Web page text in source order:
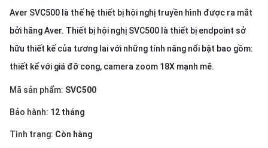
Aver SVC500 là thế hệ thiết bị hội nghị truyền hình được ra mắt
bởi hãng Aver. Thiết bị hội nghị SVC500 là thiết bị endpoint sở
hữu thiết kế của tương lai với những tính năng nổi bật bao gồm:
thiết kế với giá đỡ cong, camera zoom 18X mạnh mẽ.
Mã sản phẩm: SVC500
Bảo hành: 12 tháng
Tình trạng: Còn hàng
Tin
Liên
hệ
NGÔN
NGỮ